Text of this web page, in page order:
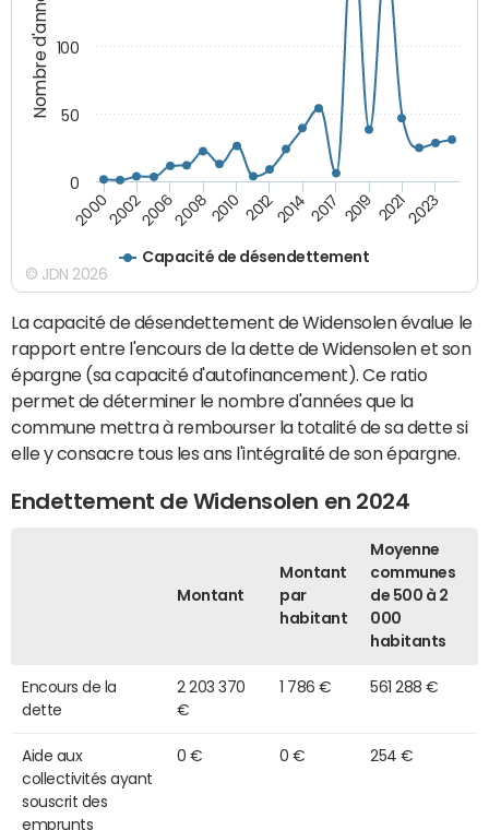
Nombre d'années
Capacité de désendettement
20002002200620082010 201220142017 2019 20212023
0
50
100
© JDN 2026
La capacité de désendettement de Widensolen évalue le
rapport entre l'encours de la dette de Widensolen et son
épargne (sa capacité d'autofinancement). Ce ratio
permet de déterminer le nombre d'années que la
commune mettra à rembourser la totalité de sa dette si
elle y consacre tous les ans l'intégralité de son épargne.
Endettement de Widensolen en 2024
Montant
Montant
par
habitant
Moyenne
communes
de 500 à 2
000
habitants
Encours de la
dette
2 203 370
€
1 786 € 561 288 €
Aide aux
collectivités ayant
souscrit des
emprunts
0 € 0 € 254 €